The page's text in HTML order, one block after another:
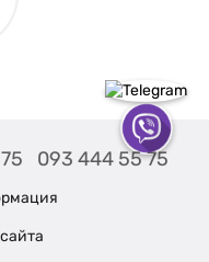
093 444 55 75